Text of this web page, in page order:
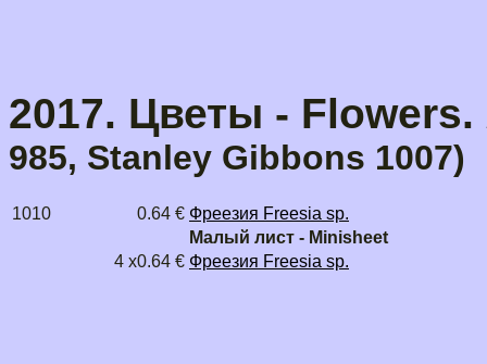
2017. Цветы - Flowers.
985, Stanley Gibbons 1007)
1010 0.64 € Фреезия Freesia sp.
Малый лист - Minisheet
4 x0.64 € Фреезия Freesia sp.